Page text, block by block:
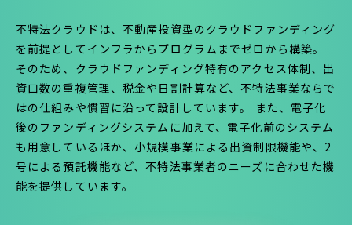
不特法クラウドは、不動産投資型のクラウドファンディング
を前提としてインフラからプログラムまでゼロから構築。
そのため、クラウドファンディング特有のアクセス体制、出
資口数の重複管理、税金や日割計算など、不特法事業ならで
はの仕組みや慣習に沿って設計しています。 また、電子化
後のファンディングシステムに加えて、電子化前のシステム
も用意しているほか、小規模事業による出資制限機能や、2
号による預託機能など、不特法事業者のニーズに合わせた機
能を提供しています。